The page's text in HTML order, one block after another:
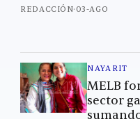
REDACCIÓN· 03-AGO
NAYARIT
MELB
sector